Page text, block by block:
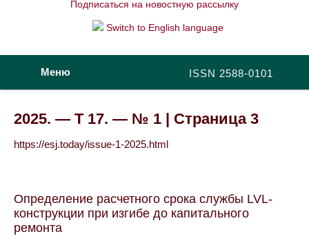
Подписаться на новостную рассылку
Switch to English language
ISSN 2588-0101
Меню
2025. — Т 17. — № 1 | Страница 3
https://esj.today/issue-1-2025.html
Определение расчетного срока службы LVL-
конструкции при изгибе до капитального
ремонта